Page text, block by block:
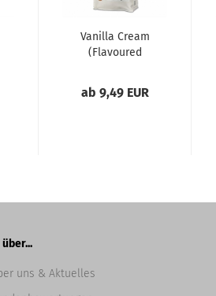
Vanilla Cream
(Flavoured
ab 9,49 EUR
uns & Aktuelles